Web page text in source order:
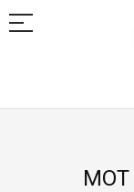
Allez
MOT